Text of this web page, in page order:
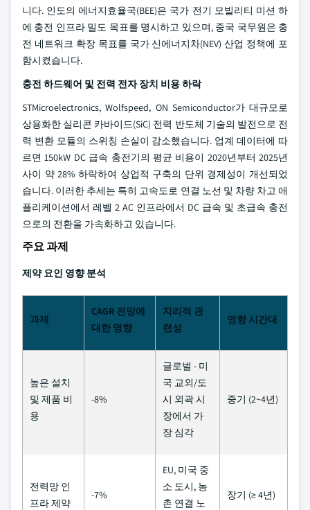
니다. 인도의 에너지효율국(BEE)은 국가 전기 모빌리티 미션 하
에 충전 인프라 밀도 목표를 명시하고 있으며, 중국 국무원은 충
전 네트워크 확장 목표를 국가 신에너지차(NEV) 산업 정책에 포
함시켰습니다.
충전 하드웨어 및 전력 전자 장치 비용 하락
STMicroelectronics, Wolfspeed, ON Semiconductor가 대규모로
상용화한 실리콘 카바이드(SiC) 전력 반도체 기술의 발전으로 전
력 변환 모듈의 스위칭 손실이 감소했습니다. 업계 데이터에 따
르면 150kW DC 급속 충전기의 평균 비용이 2020년부터 2025년
사이 약 28% 하락하여 상업적 구축의 단위 경제성이 개선되었
습니다. 이러한 추세는 특히 고속도로 연결 노선 및 차량 차고 애
플리케이션에서 레벨 2 AC 인프라에서 DC 급속 및 초급속 충전
으로의 전환을 가속화하고 있습니다.
주요 과제
제약 요인 영향 분석
과제
CAGR 전망에
대한 영향
지리적 관
련성
영향 시간대
높은 설치
및 제품 비
용
-8%
글로벌 - 미
국 교외/도
시 외곽 시
장에서 가
장 심각
중기 (2~4년)
전력망 인
프라 제약
-7%
EU, 미국 중
소 도시, 농
촌 연결 노
장기 (≥ 4년)